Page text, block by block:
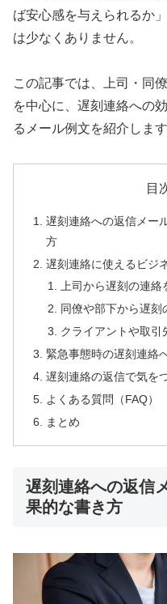
ば安心感を与えられるか
は少なくありません。
この記事では、上司・同
を中心に、遅刻連絡への
るメール例文を紹介します
目
遅刻連絡への返信メー
方
遅刻連絡に使えるビジ
上司から遅刻の連絡
同僚や部下から遅刻
クライアントや取引
緊急事態時の遅刻連絡
遅刻連絡の返信で気を
よくある質問（FAQ）
まとめ
遅刻連絡への返信
果的な書き方